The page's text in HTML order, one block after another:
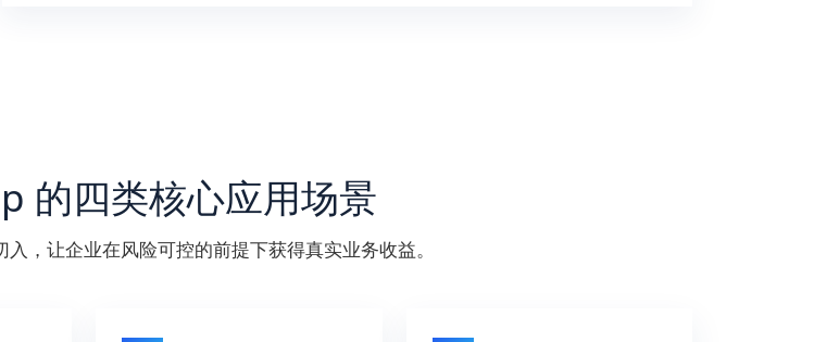
的四类核心应用场景
，让企业在风险可控的前提下获得真实业务收益。